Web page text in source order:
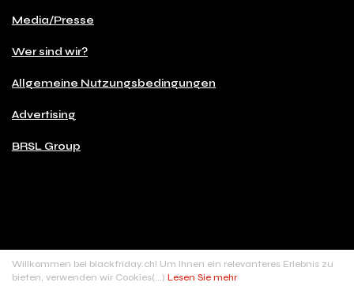
Media/Presse
Wer sind wir?
Allgemeine Nutzungsbedingungen
Advertising
BRSL Group
© 2026 Copyright blackfriday.ch
Made with♥ in Switzerland
Willkommen bei blackfriday.ch! Um Ihnen ein relevanteres Erlebnis zu
bieten, verwenden wir Cookies(...) Lesen Sie mehr